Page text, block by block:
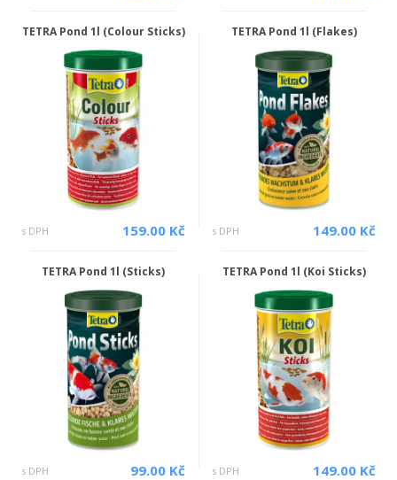
TETRA Pond 1l (Colour Sticks)
s DPH 159.00 Kč
TETRA Pond 1l (Flakes)
s DPH 149.00 Kč
TETRA Pond 1l (Sticks)
s DPH 99.00 Kč
TETRA Pond 1l (Koi Sticks)
s DPH 149.00 Kč